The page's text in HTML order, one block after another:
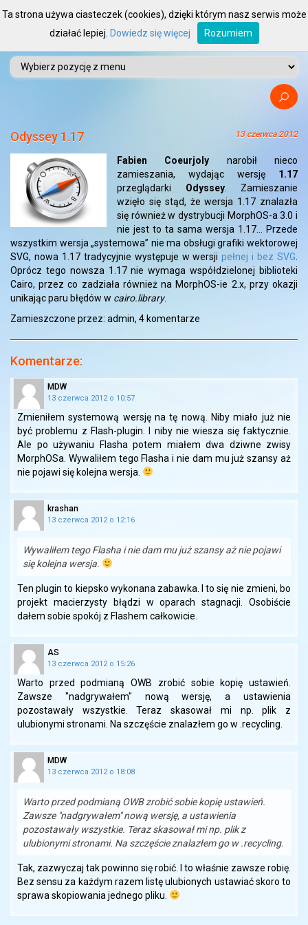
Odyssey 1.17 13 czerwca 2012
Fabien Coeurjoly narobił nieco
zamieszania, wydając wersję 1.17
przeglądarki Odyssey. Zamieszanie
wzięło się stąd, że wersja 1.17 znalazła
się również w dystrybucji MorphOS-a 3.0 i
nie jest to ta sama wersja 1.17… Przede
wszystkim wersja „systemowa” nie ma obsługi grafiki wektorowej
SVG, nowa 1.17 tradycyjnie występuje w wersjipełnej i bez SVG
Oprócz tego nowsza 1.17 nie wymaga współdzielonej biblioteki
Cairo, przez co zadziała również na MorphOS-ie 2.x, przy okazji
unikając paru błędów w cairo.library.
Zamieszczone przez: admin, 4 komentarze
Komentarze:
MDW
13 czerwca 2012 o 10:57
Zmieniłem systemową wersję na tę nową. Niby miało już nie
być problemu z Flash-plugin. I niby nie wiesza się faktycznie.
Ale po używaniu Flasha potem miałem dwa dziwne zwisy
MorphOSa. Wywaliłem tego Flasha i nie dam mu już szansy aż
nie pojawi się kolejna wersja.
krashan
13 czerwca 2012 o 12:16
Wywaliłem tego Flasha i nie dam mu już szansy aż nie pojawi
się kolejna wersja.
Ten plugin to kiepsko wykonana zabawka. I to się nie zmieni, bo
projekt macierzysty błądzi w oparach stagnacji. Osobiście
dałem sobie spokój z Flashem całkowicie.
AS
13 czerwca 2012 o 15:26
Warto przed podmianą OWB zrobić sobie kopię ustawień.
Zawsze "nadgrywałem" nową wersję, a ustawienia
pozostawały wszystkie. Teraz skasował mi np. plik z
ulubionymi stronami. Na szczęście znalazłem go w .recycling.
MDW
13 czerwca 2012 o 18:08
Warto przed podmianą OWB zrobić sobie kopię ustawień.
Zawsze "nadgrywałem" nową wersję, a ustawienia
pozostawały wszystkie. Teraz skasował mi np. plik z
ulubionymi stronami. Na szczęście znalazłem go w .recycling.
Tak, zazwyczaj tak powinno się robić. I to właśnie zawsze robię.
Bez sensu za każdym razem listę ulubionych ustawiać skoro to
sprawa skopiowania jednego pliku.
Ta strona używa ciasteczek (cookies), dzięki którym nasz serwis może
działać lepiej. Dowiedz się więcej Rozumiem